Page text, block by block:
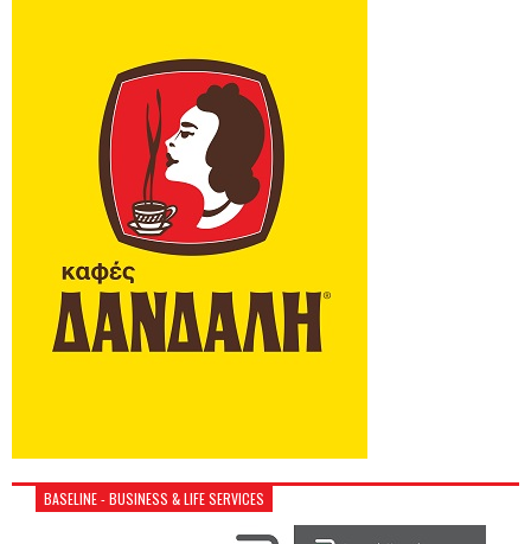
BASELINE - BUSINESS & LIFE SERVICES